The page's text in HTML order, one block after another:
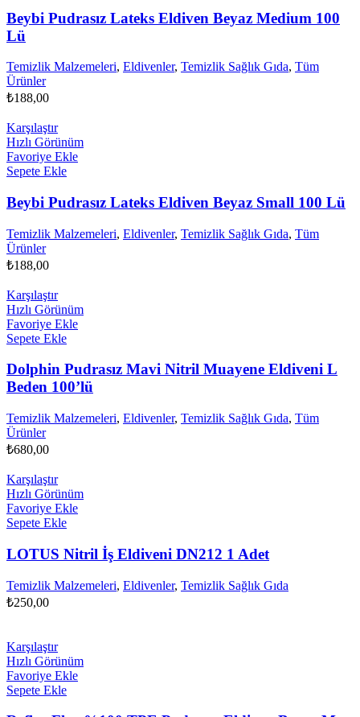
Beybi Pudrasız Lateks Eldiven Beyaz Medium 100
Lü
Temizlik Malzemeleri, Eldivenler, Temizlik Sağlık Gıda, Tüm
Ürünler
₺188,00
Karşılaştır
Hızlı Görünüm
Favoriye Ekle
Sepete Ekle
Beybi Pudrasız Lateks Eldiven Beyaz Small 100 Lü
Temizlik Malzemeleri, Eldivenler, Temizlik Sağlık Gıda, Tüm
Ürünler
₺188,00
Karşılaştır
Hızlı Görünüm
Favoriye Ekle
Sepete Ekle
Dolphin Pudrasız Mavi Nitril Muayene Eldiveni L
Beden 100’lü
Temizlik Malzemeleri, Eldivenler, Temizlik Sağlık Gıda, Tüm
Ürünler
₺680,00
Karşılaştır
Hızlı Görünüm
Favoriye Ekle
Sepete Ekle
LOTUS Nitril İş Eldiveni DN212 1 Adet
Temizlik Malzemeleri, Eldivenler, Temizlik Sağlık Gıda
₺250,00
Karşılaştır
Hızlı Görünüm
Favoriye Ekle
Sepete Ekle